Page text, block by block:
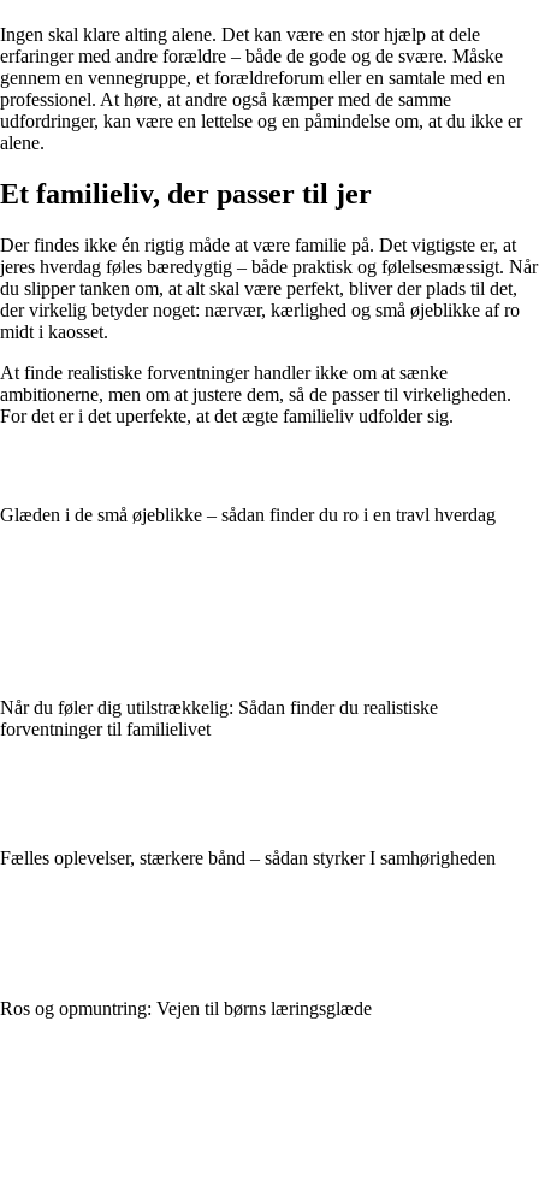
Ingen skal klare alting alene. Det kan være en stor hjælp at dele
erfaringer med andre forældre – både de gode og de svære. Måske
gennem en vennegruppe, et forældreforum eller en samtale med en
professionel. At høre, at andre også kæmper med de samme
udfordringer, kan være en lettelse og en påmindelse om, at du ikke er
alene.
Et familieliv, der passer til jer
Der findes ikke én rigtig måde at være familie på. Det vigtigste er, at
jeres hverdag føles bæredygtig – både praktisk og følelsesmæssigt. Når
du slipper tanken om, at alt skal være perfekt, bliver der plads til det,
der virkelig betyder noget: nærvær, kærlighed og små øjeblikke af ro
midt i kaosset.
At finde realistiske forventninger handler ikke om at sænke
ambitionerne, men om at justere dem, så de passer til virkeligheden.
For det er i det uperfekte, at det ægte familieliv udfolder sig.
Glæden i de små øjeblikke – sådan finder du ro i en travl hverdag
Når du føler dig utilstrækkelig: Sådan finder du realistiske
forventninger til familielivet
Fælles oplevelser, stærkere bånd – sådan styrker I samhørigheden
Ros og opmuntring: Vejen til børns læringsglæde